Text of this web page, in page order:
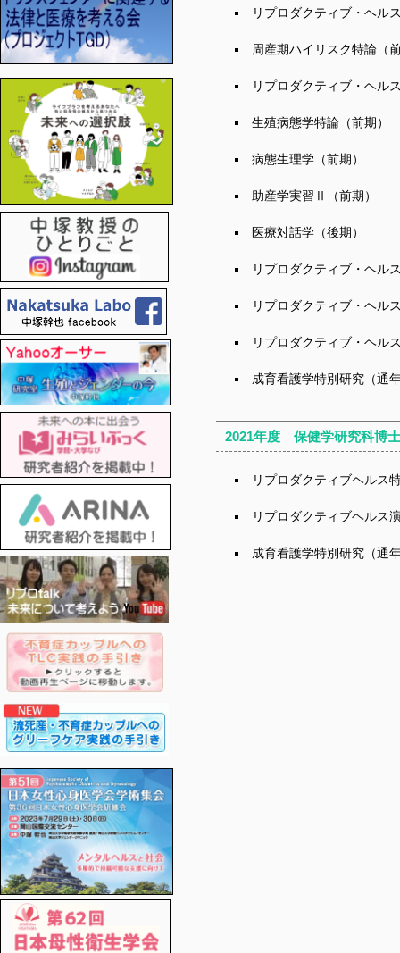
リプロダクティブ・ヘル
周産期ハイリスク特論（
リプロダクティブ・ヘル
生殖病態学特論（前期）
病態生理学（前期）
助産学実習Ⅱ（前期）
医療対話学（後期）
リプロダクティブ・ヘル
リプロダクティブ・ヘル
リプロダクティブ・ヘル
成育看護学特別研究（通
2021年度 保健学研究科博
リプロダクティブヘルス
リプロダクティブヘルス
成育看護学特別研究（通